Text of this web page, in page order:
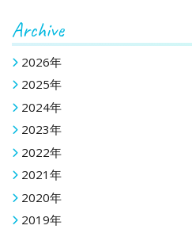
Archive
2026年
2025年
2024年
2023年
2022年
2021年
2020年
2019年